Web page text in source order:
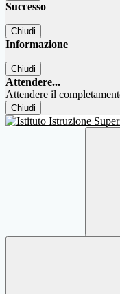
Successo
Chiudi
Informazione
Chiudi
Attendere...
Attendere il
Chiudi